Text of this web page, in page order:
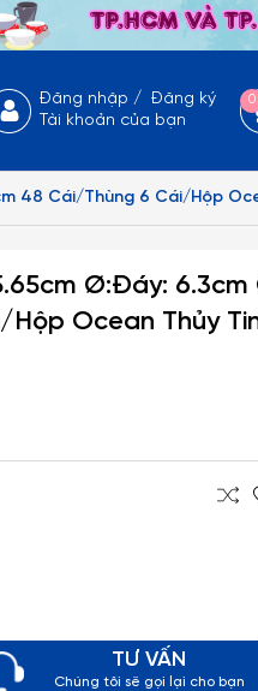
Đăng nhập /Đăng ký
Tài khoản của bạn
0
48 Cái/Thùng 6 Cái/Hộp
Ø:Đáy:
Ocean Thủy
TƯ VẤN
Chúng tôi sẽ gọi lại cho bạn